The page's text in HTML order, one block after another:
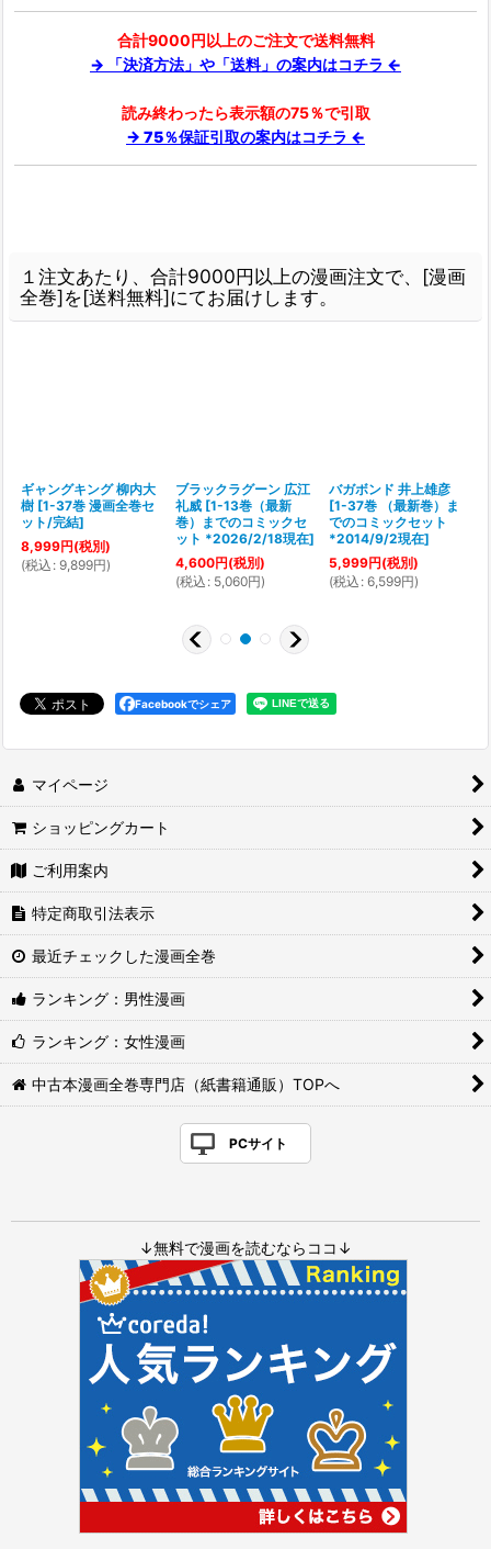
合計9000円以上のご注文で送料無料
→ 「決済方法」や「送料」の案内はコチラ ←
読み終わったら表示額の75％で引取
→ 75％保証引取の案内はコチラ ←
１注文あたり、合計9000円以上の漫画注文で、[漫画
全巻]を[送料無料]にてお届けします。
ギャングキング 柳内大
樹 [1-37巻 漫画全巻セ
ット/完結]
8,999円(税別)
(税込 : 9,899円)
ブラックラグーン 広江
礼威 [1-13巻（最新
巻）までのコミックセ
ット *2026/2/18現在]
4,600円(税別)
(税込 : 5,060円)
バガボンド 井上雄彦
[1-37巻 （最新巻）ま
でのコミックセット
*2014/9/2現在]
5,999円(税別)
(税込 : 6,599円)
Facebookでシェア
マイページ
ショッピングカート
ご利用案内
特定商取引法表示
最近チェックした漫画全巻
ランキング：男性漫画
ランキング：女性漫画
中古本漫画全巻専門店（紙書籍通販）TOPへ
PCサイト
↓無料で漫画を読むならココ↓